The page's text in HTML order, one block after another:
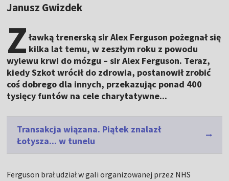
Janusz Gwizdek
Z ławką trenerską sir Alex Ferguson pożegnał się
kilka lat temu, w zeszłym roku z powodu
wylewu krwi do mózgu – sir Alex Ferguson. Teraz,
kiedy Szkot wrócił do zdrowia, postanowił zrobić
coś dobrego dla innych, przekazując ponad 400
tysięcy funtów na cele charytatywne...
Transakcja wiązana. Piątek znalazł
Łotysza... w tunelu
Ferguson brał udział w gali organizowanej przez NHS